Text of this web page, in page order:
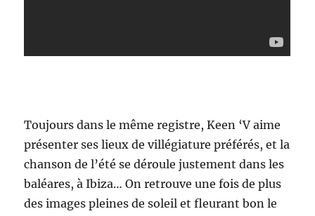
Toujours dans le même registre, Keen ‘V aime
présenter ses lieux de villégiature préférés, et la
chanson de l’été se déroule justement dans les
baléares, à Ibiza… On retrouve une fois de plus
des images pleines de soleil et fleurant bon le